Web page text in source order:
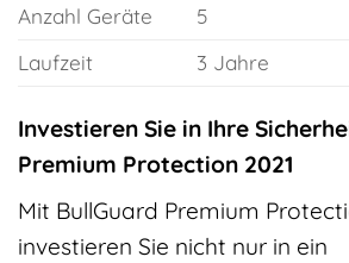
Anzahl Geräte
5
Laufzeit
3 Jahre
Investieren Sie in Ihre
Premium Protection 2021
Mit BullGuard Premium
investieren Sie nicht nur in ein